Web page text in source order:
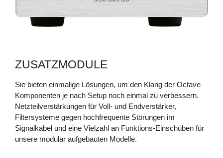
RE 320
PHONO EQ.2
ZUSATZMODULE
Sie bieten einmalige Lösungen, um den Klang der Octave
Komponenten je nach Setup noch einmal zu verbessern.
Netzteilverstärkungen für Voll- und Endverstärker,
Filtersysteme gegen hochfrequente Störungen im
Signalkabel und eine Vielzahl an Funktions-Einschüben für
unsere modular aufgebauten Modelle.